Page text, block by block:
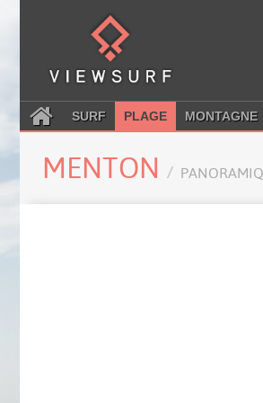
SURF PLAGE MONTAGNE
MENTON